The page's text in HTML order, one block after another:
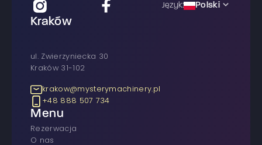
Język: Polski
Kraków
ul. Zwierzyniecka 30
Kraków 31-102
krakow@mysterymachinery.pl
+48 888 507 734
Menu
rezerwacja
O nas